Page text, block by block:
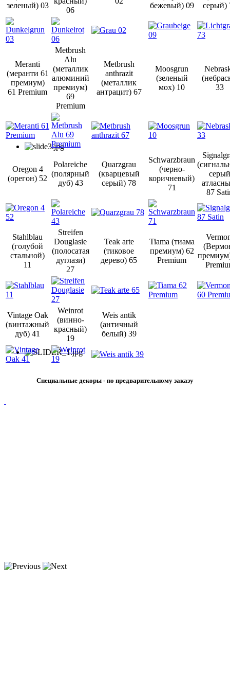
зеленый) 03
06
бежевый) 09
серый)
Meranti
(меранти 61
премиум)
61 Premium
Metbrush
Alu
(металлик
алюминий
премиум)
69
Premium
Metbrush
anthrazit
(металлик
антрацит) 67
Moosgrun
(зеленый
мох) 10
33
Oregon 4
(орегон) 52
Polareiche
(полярный
дуб) 43
Quarzgrau
(кварцевый
серый) 78
Schwarzbraun
(черно-
коричневый)
71
серый
87
Stahlblau
(голубой
стальной)
11
Streifen
Douglasie
(полосатая
дуглази)
27
Teak arte
(тиковое
дерево) 65
Tiama (тиама
премиум) 62
Premium
Vintage Oak
(винтажный
дуб) 41
Weinrot
(винно-
красный)
19
Weis antik
(античный
белый) 39
Специальные декоры - по предварительному заказу